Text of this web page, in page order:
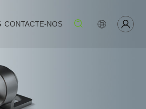
CONTACTE-NOS